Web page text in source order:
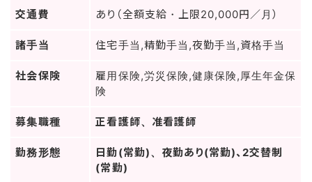
交通費 あり（全額支給・上限20,000円／月）
諸手当 住宅手当,精勤手当,夜勤手当,資格手当
社会保険
雇用保険,労災保険,健康保険,厚生年金保
険
募集職種 正看護師、准看護師
勤務形態
日勤(常勤)、夜勤あり(常勤)、2交替制
(常勤)